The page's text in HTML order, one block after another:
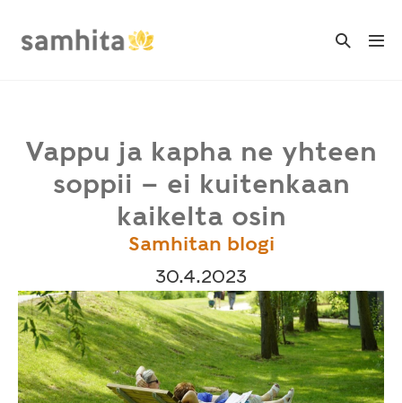
Search
Vappu ja kapha ne yhteen
soppii – ei kuitenkaan
kaikelta osin
Samhitan blogi
30.4.2023